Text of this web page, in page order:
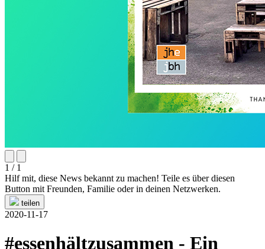
1 / 1
Hilf mit, diese News bekannt zu machen! Teile es über diesen
Button mit Freunden, Familie oder in deinen Netzwerken.
teilen
2020-11-17
#essenhältzusammen - Ein